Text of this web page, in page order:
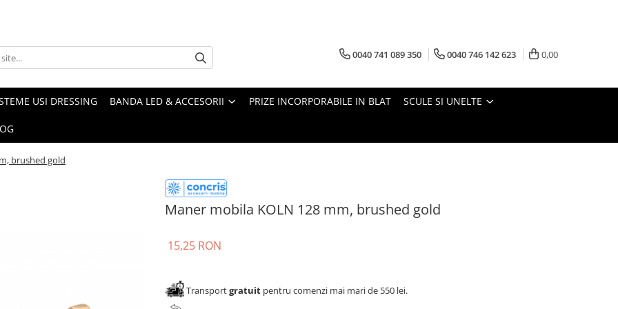
0040 741 089 350 0040 746 142 623 0,00
USI DRESSING BANDA LED & ACCESORII PRIZE INCORPORABILE IN BLAT SCULE SI UNELTE
brushed gold
Maner mobila KOLN 128 mm, brushed gold
15,25 RON
Transportgratuit pentru comenzi mai mari de 550 lei.